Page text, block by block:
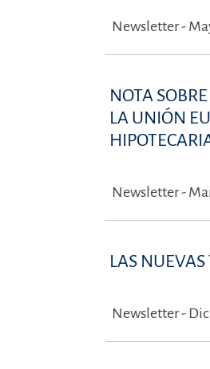
Newsletter -
NOTA
LA UNIÓN
Newsletter -
LAS NUEVAS
Newsletter -